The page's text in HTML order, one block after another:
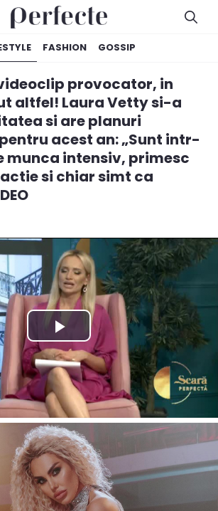
FASHION GOSSIP
provocator, in
altfel! Laura Vetty si-a
si are planuri
acest an: „Sunt intr-
munca intensiv, primesc
si chiar simt ca